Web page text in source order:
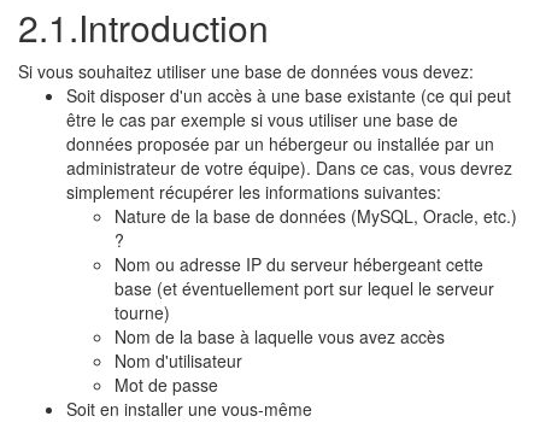
2.1.Introduction
Si vous souhaitez utiliser une base de données vous devez:
Soit disposer d'un accès à une base existante (ce qui peut
être le cas par exemple si vous utiliser une base de
données proposée par un hébergeur ou installée par un
administrateur de votre équipe). Dans ce cas, vous devrez
simplement récupérer les informations suivantes:
Nature de la base de données (MySQL, Oracle, etc.)
?
Nom ou adresse IP du serveur hébergeant cette
base (et éventuellement port sur lequel le serveur
tourne)
Nom de la base à laquelle vous avez accès
Nom d'utilisateur
Mot de passe
Soit en installer une vous-même